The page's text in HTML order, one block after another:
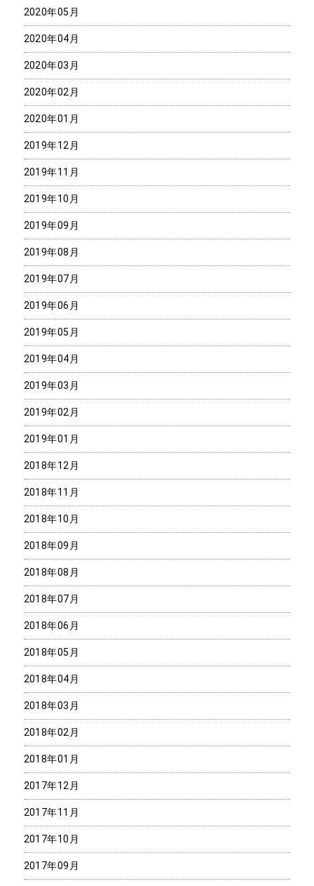
2020年05月
2020年04月
2020年03月
2020年02月
2020年01月
2019年12月
2019年11月
2019年10月
2019年09月
2019年08月
2019年07月
2019年06月
2019年05月
2019年04月
2019年03月
2019年02月
2019年01月
2018年12月
2018年11月
2018年10月
2018年09月
2018年08月
2018年07月
2018年06月
2018年05月
2018年04月
2018年03月
2018年02月
2018年01月
2017年12月
2017年11月
2017年10月
2017年09月